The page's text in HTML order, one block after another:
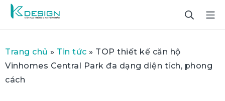
Trang chủ » Tin tức » TOP thiết kế căn hộ
Vinhomes Central Park đa dạng diện tích, phong
cách